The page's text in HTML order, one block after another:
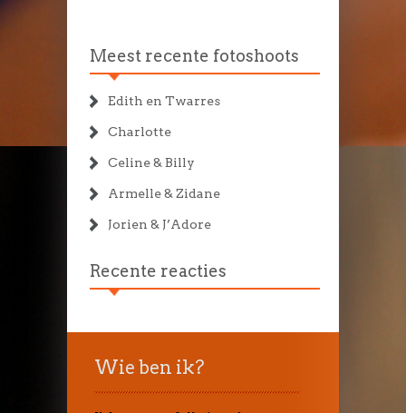
Meest recente fotoshoots
Edith en Twarres
Charlotte
Celine & Billy
Armelle & Zidane
Jorien & J’Adore
Recente reacties
Wie ben ik?